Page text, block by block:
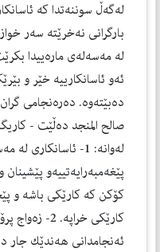
لەگەڵ سوننەتدا كە
بارگرانی نەخرێتە سەر
لە مەسەلەی مارەییدا
ئەو ئاسانكارییە خێر و
دەبێتەوە. دەرەنجامی
صالح المنجد دەڵێت -
لەوانە: 1- ئاسانكاری
پێغەمبەرایەتییەو
كۆكن كە كارێكی باشە و
كارێكی
ئەنجامدانی هەندێك جار